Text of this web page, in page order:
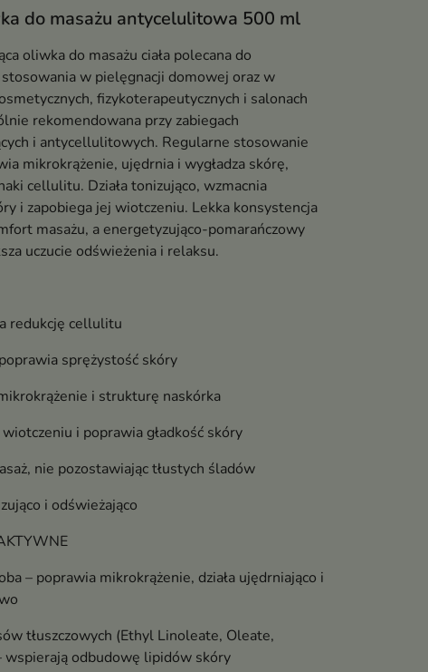
do masażu antycelulitowa 500 ml
oliwka do masażu ciała polecana do
w pielęgnacji domowej oraz w
fizykoterapeutycznych i salonach
rekomendowana przy zabiegach
i antycellulitowych. Regularne stosowanie
mikrokrążenie, ujędrnia i wygładza skórę,
cellulitu. Działa tonizująco, wzmacnia
i zapobiega jej wiotczeniu. Lekka konsystencja
masażu, a energetyzująco-pomarańczowy
uczucie odświeżenia i relaksu.
redukcję cellulitu
sprężystość skóry
i strukturę naskórka
i poprawia gładkość skóry
nie pozostawiając tłustych śladów
i odświeżająco
– poprawia mikrokrążenie, działa ujędrniająco i
tłuszczowych (Ethyl Linoleate, Oleate,
wspierają odbudowę lipidów skóry